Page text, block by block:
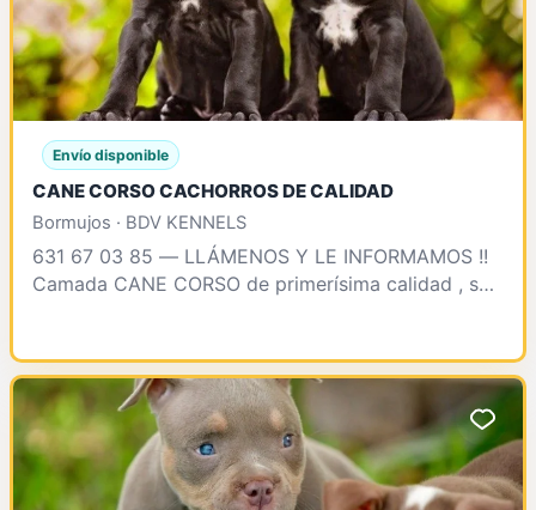
Envío disponible
CANE CORSO CACHORROS DE CALIDAD
Bormujos · BDV KENNELS
631 67 03 85 — LLÁMENOS Y LE INFORMAMOS !!
Camada CANE CORSO de primerísima calidad , se